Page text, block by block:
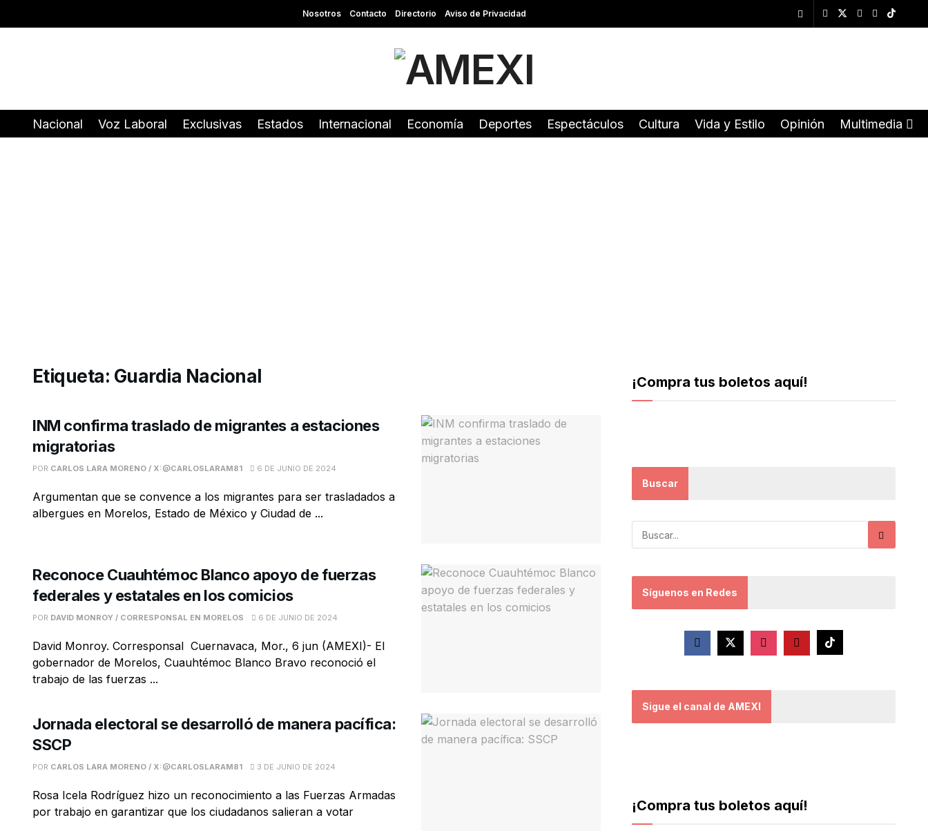
Nosotros Contacto Directorio Aviso de Privacidad
Nacional Voz Laboral Exclusivas Estados Internacional Economía Deportes Espectáculos Cultura Vida y Estilo Opinión Multimedia
Etiqueta: Guardia Nacional
INM confirma traslado de migrantes a estaciones
migratorias
POR CARLOS LARA MORENO / X:@CARLOSLARAM81 6 DE JUNIO DE 2024
Argumentan que se convence a los migrantes para ser trasladados a
albergues en Morelos, Estado de México y Ciudad de ...
Reconoce Cuauhtémoc Blanco apoyo de fuerzas
federales y estatales en los comicios
POR DAVID MONROY / CORRESPONSAL EN MORELOS 6 DE JUNIO DE 2024
David Monroy. Corresponsal Cuernavaca, Mor., 6 jun (AMEXI)- El
gobernador de Morelos, Cuauhtémoc Blanco Bravo reconoció el
trabajo de las fuerzas ...
Jornada electoral se desarrolló de manera pacífica:
SSCP
POR CARLOS LARA MORENO / X:@CARLOSLARAM81 3 DE JUNIO DE 2024
Rosa Icela Rodríguez hizo un reconocimiento a las Fuerzas Armadas
por trabajo en garantizar que los ciudadanos salieran a votar
¡Compra tus boletos aquí!
Buscar
Síguenos en Redes
Sigue el canal de AMEXI
¡Compra tus boletos aquí!